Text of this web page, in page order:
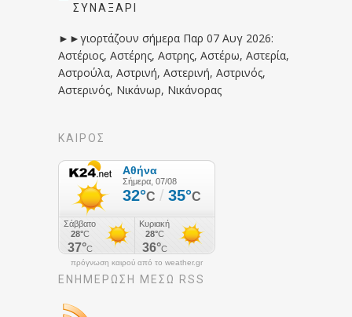
ΣΥΝΑΞΆΡΙ
►►γιορτάζουν σήμερα Παρ 07 Αυγ 2026:
Αστέριος, Αστέρης, Αστρης, Αστέρω, Αστερία,
Αστρούλα, Αστρινή, Αστερινή, Αστρινός,
Αστερινός, Νικάνωρ, Νικάνορας
ΚΑΙΡΟΣ
πρόγνωση καιρού από το weather.gr
ΕΝΗΜΈΡΩΣΉ ΜΕΣΩ RSS